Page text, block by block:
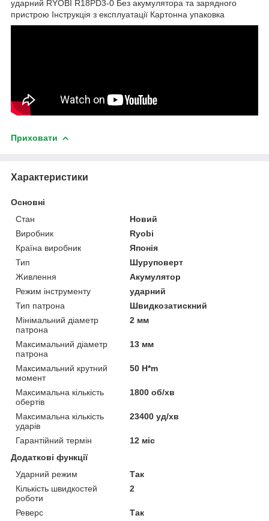
ударний RYOBI R18PD3-0 Без акумулятора та зарядного
пристрою Інструкція з експлуатації Картонна упаковка
Приховати
Характеристики
Основні
Стан
Новий
Виробник
Ryobi
Країна виробник
Японія
Тип
Шуруповерт
Живлення
Акумулятор
Режим інструменту
ударний
Тип патрона
Швидкозатискний
Мінімальний діаметр
патрона
2 мм
Максимальний діаметр
патрона
13 мм
Максимальний крутний
момент
50 H*m
Максимальна кількість
обертів
1800 об/хв
Максимальна кількість
ударів
23400 уд/хв
Гарантійний термін
12 міс
Додаткові функції
Ударний режим
Так
Кількість швидкостей
роботи
2
Реверс
Так